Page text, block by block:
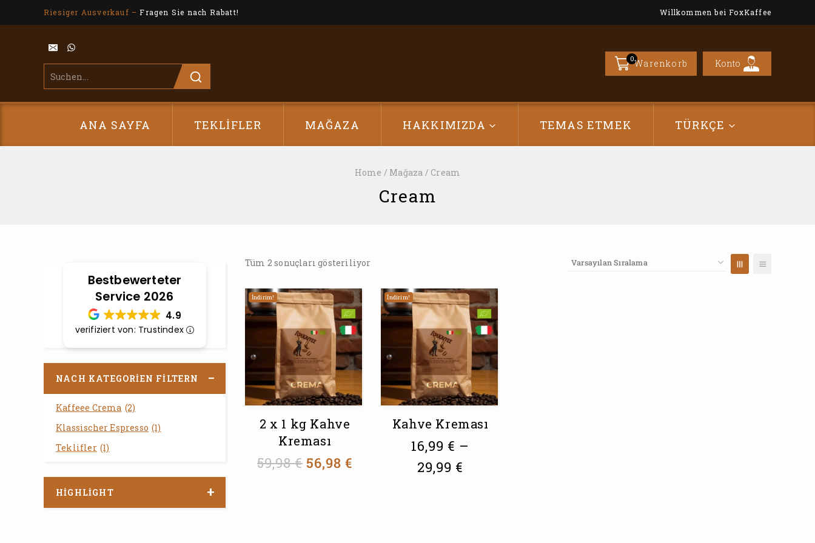
Riesiger Ausverkauf –Fragen Sie nach Rabatt! Willkommen bei FoxKaffee
0Warenkorb Konto
ANA SAYFA TEKLIFLER MAĞAZA HAKKIMIZDA TEMAS ETMEK TÜRKÇE
Home / Mağaza / Cream
Cream
Tüm 2 sonuçları gösteriliyor
İndirim!
2 x 1 kg Kahve
Kreması
59,98€ 56,98€
İndirim!
Kahve Kreması
16,99 € –
29,99 €
Bestbewerteter
Service 2026
4.9
verifiziert von: Trustindex
NACH KATEGORIEN FILTERN
Kaffeee Crema (2)
Klassischer Espresso (1)
Teklifler (1)
HIGHLIGHT